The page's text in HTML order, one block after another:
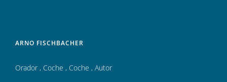
ARNO FISCHBACHER
Orador , Coche , Coche , Autor